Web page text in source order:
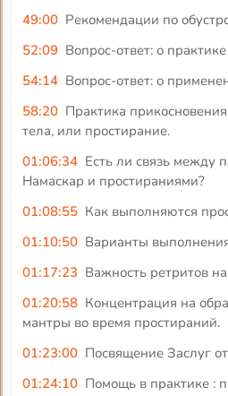
49:00 Рекомендации по
52:09 Вопрос-ответ: о
54:14 Вопрос-ответ: о
58:20 Практика
тела, или простирание.
01:06:34 Есть ли связь между
Намаскар и простираниями?
01:08:55 Как выполняются
01:10:50 Варианты
01:17:23 Важность ретритов
01:20:58 Концентрация на
мантры во время простираний.
01:23:00 Посвящение Заслуг
01:24:10 Помощь в практике :